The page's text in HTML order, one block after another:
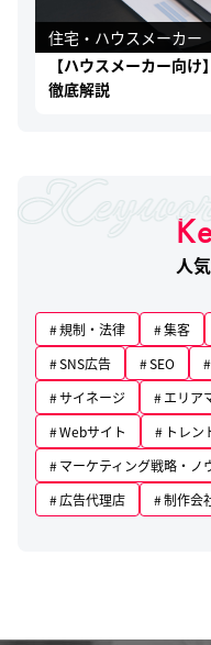
住宅・ハウスメーカー
【ハウスメーカー向
徹底解説
人
規制・法律 集客
SNS広告
SEO
サイネージ
エリア
Webサイト
トレン
マーケティング戦略・ノ
広告代理店
制作会